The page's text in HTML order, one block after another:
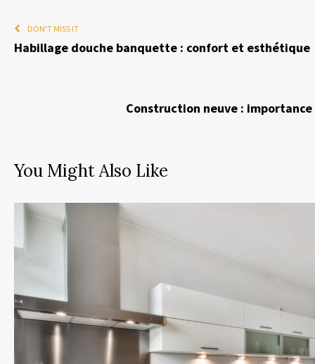
DON'T MISS IT
Habillage douche banquette : confort et esthétique
Construction neuve :
You Might Also Like